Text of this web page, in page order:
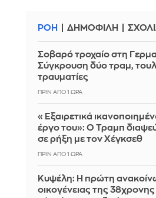
ΡΟΗ ΔΗΜΟΦΙΛΗ
Σοβαρό τροχαίο στη
Σύγκρουση δύο τραμ,
τραυματίες
ΠΡΙΝ ΑΠΌ 1 ΏΡΑ
«Εξαιρετικά
έργο του»: Ο Τραμπ
σε ρήξη με τον Χέγκσεθ
ΠΡΙΝ ΑΠΌ 1 ΏΡΑ
Κυψέλη: Η πρώτη
οικογένειας της